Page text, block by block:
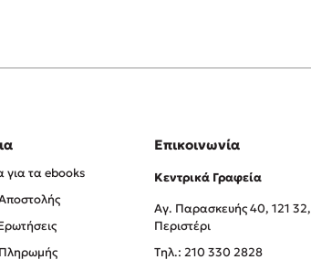
για τα ebooks
Επικοινωνία
Κεντρικά Γραφεία
Αγ. Παρασκευής 40, 121 32,
Περιστέρι
Tηλ.: 210 330 2828